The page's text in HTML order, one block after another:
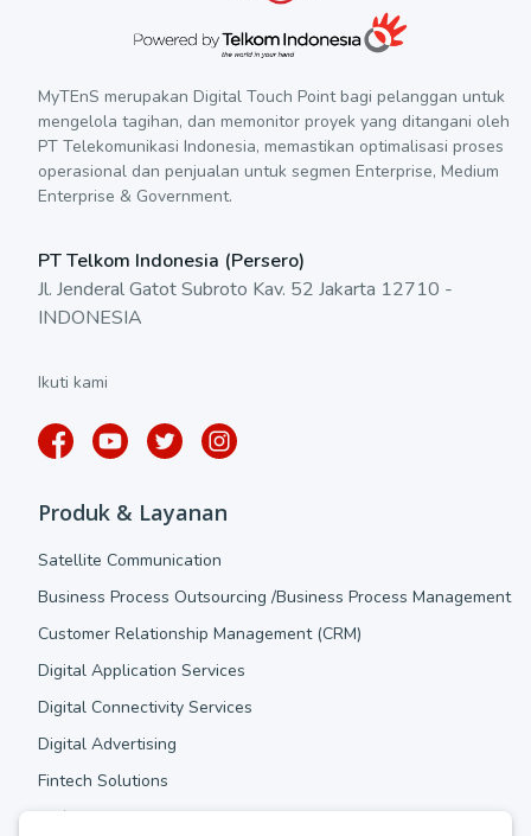
MyTEnS merupakan Digital Touch Point bagi pelanggan untuk
mengelola tagihan, dan memonitor proyek yang ditangani oleh
PT Telekomunikasi Indonesia, memastikan optimalisasi proses
operasional dan penjualan untuk segmen Enterprise, Medium
Enterprise & Government.
PT Telkom Indonesia (Persero)
Jl. Jenderal Gatot Subroto Kav. 52 Jakarta 12710 -
INDONESIA
Ikuti kami
Produk & Layanan
Satellite Communication
Business Process Outsourcing /Business Process Management
Customer Relationship Management (CRM)
Digital Application Services
Digital Connectivity Services
Digital Advertising
Fintech Solutions
IoT/M2M Solutions